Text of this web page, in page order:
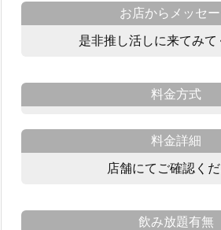
お店からメッセ
是非推し活しに来てみて
料金方式
料金詳細
店舗にてご確認く
飲み放題有無